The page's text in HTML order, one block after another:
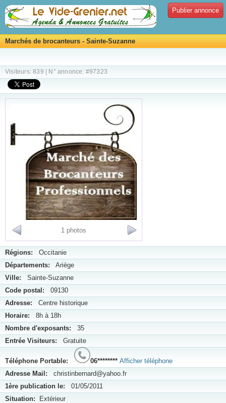
Publier annonce
Marchés de brocanteurs - Sainte-Suzanne
Visiteurs: 839 | N° annonce: #97323
1 photos
Régions: Occitanie
Départements: Ariège
Ville: Sainte-Suzanne
Code postal: 09130
Adresse: Centre historique
Horaire: 8h à 18h
Nombre d'exposants: 35
Entrée Visiteurs: Gratuite
Téléphone Portable: 06******** Afficher téléphone
Adresse Mail: christinbernard@yahoo.fr
1ère publication le: 01/05/2011
Situation: Extérieur